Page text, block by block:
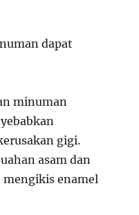
dapat
minuman
gigi.
asam dan
mengikis enamel